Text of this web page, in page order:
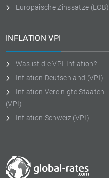
Europäische Zinssätze (ECB)
INFLATION VPI
Was ist die VPI-Inflation?
Inflation Deutschland (VPI)
Inflation Vereinigte Staaten
(VPI)
Inflation Schweiz (VPI)